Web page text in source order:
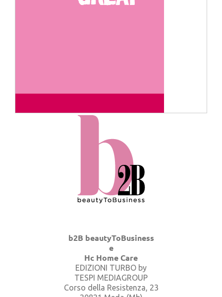
b2B beautyToBusiness
e
Hc Home Care
EDIZIONI TURBO by
TESPI MEDIAGROUP
Corso della Resistenza, 23